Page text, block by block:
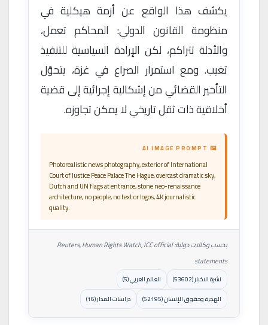
يكشف هذا الواقع عن أزمة هيكلية في
منظومة القانون الدولي: المحاكم تعمل،
والأدلة تتراكم، لكن الإرادة السياسية للتنفيذ
تغيب. ومع استمرار الصراع في غزة، يتحوّل
التأخير القضائي من إشكالية إجرائية إلى قضية
أخلاقية ذات ثقل تاريخي لا يمكن تجاوزه.
🖼 AI IMAGE PROMPT
Photorealistic news photography, exterior of International
Court of Justice Peace Palace The Hague, overcast dramatic sky,
Dutch and UN flags at entrance, stone neo-renaissance
architecture, no people, no text or logos, 4K journalistic
quality.
بحسب وكالات دولية: Reuters, Human Rights Watch, ICC official
statements
نشرة الاخبار (53602)
العالم العربي (5)
الهجرة وحقوق الإنسان (52195)
دراسات المدار (16)